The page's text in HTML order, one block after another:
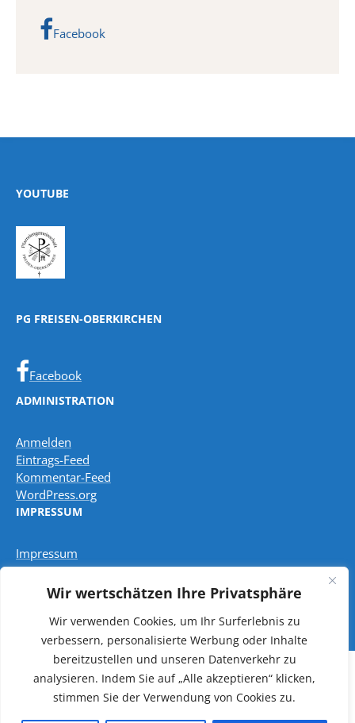
Wir wertschätzen Ihre Privatsphäre
Wir verwenden Cookies, um Ihr Surferlebnis zu
verbessern, personalisierte Werbung oder Inhalte
bereitzustellen und unseren Datenverkehr zu
analysieren. Indem Sie auf „Alle akzeptieren“ klicken,
stimmen Sie der Verwendung von Cookies zu.
Facebook
YOUTUBE
PG FREISEN-OBERKIRCHEN
Facebook
ADMINISTRATION
Anmelden
Eintrags-Feed
Kommentar-Feed
WordPress.org
IMPRESSUM
Impressum
Datenschutzbestimmungen
Copyright © 2026 Pfarreiengemeinschaft Freisen -